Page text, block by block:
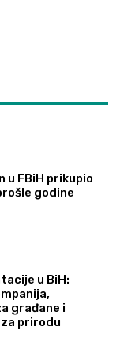
u FBiH prikupio
godine
u BiH:
građane i
prirodu